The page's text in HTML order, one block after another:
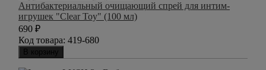
Антибактериальный очищающий спрей для интим-
игрушек "Clear Toy" (100 мл)
690 ₽
Код товара: 419-680
В корзину